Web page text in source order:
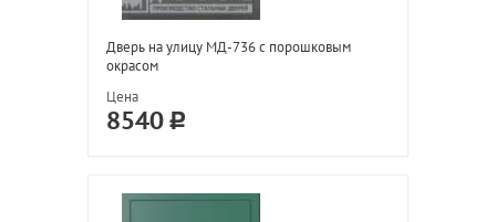
Дверь на улицу МД-736 с порошковым
окрасом
Цена
8540